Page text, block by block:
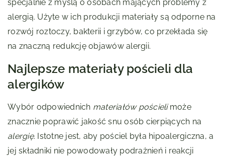
specjalnie z myślą o osobach mających problemy z
alergią. Użyte w ich produkcji materiały są odporne na
rozwój roztoczy, bakterii i grzybów, co przekłada się
na znaczną redukcję objawów alergii.
Najlepsze materiały pościeli dla
alergików
Wybór odpowiednich materiałów pościelimoże
znacznie poprawić jakość snu osób cierpiących na
alergię. Istotne jest, aby pościel była hipoalergiczna, a
jej składniki nie powodowały podrażnień i reakcji